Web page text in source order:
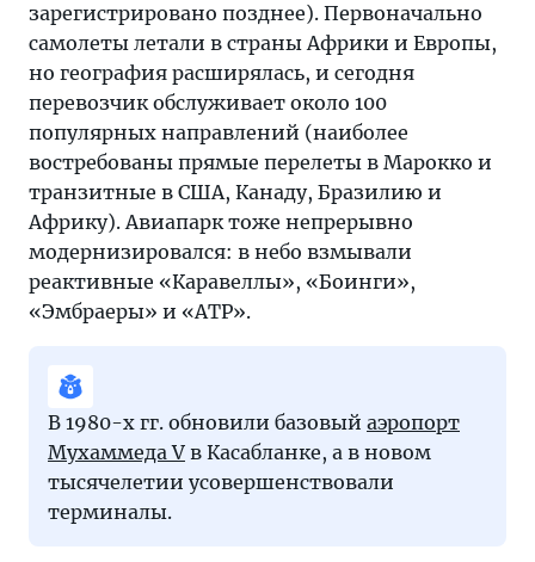
зарегистрировано позднее). Первоначально
самолеты летали в страны Африки и Европы,
но география расширялась, и сегодня
перевозчик обслуживает около 100
популярных направлений (наиболее
востребованы прямые перелеты в Марокко и
транзитные в США, Канаду, Бразилию и
Африку). Авиапарк тоже непрерывно
модернизировался: в небо взмывали
реактивные «Каравеллы», «Боинги»,
«Эмбраеры» и «АТР».
В 1980-х гг. обновили базовый аэропорт
Мухаммеда V в Касабланке, а в новом
тысячелетии усовершенствовали
терминалы.